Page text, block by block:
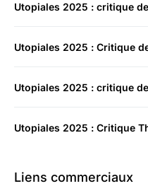
Utopiales 2025 : critique
Utopiales 2025 : Critique
Utopiales 2025 : critique
Utopiales 2025 : Critique
Liens commerciaux